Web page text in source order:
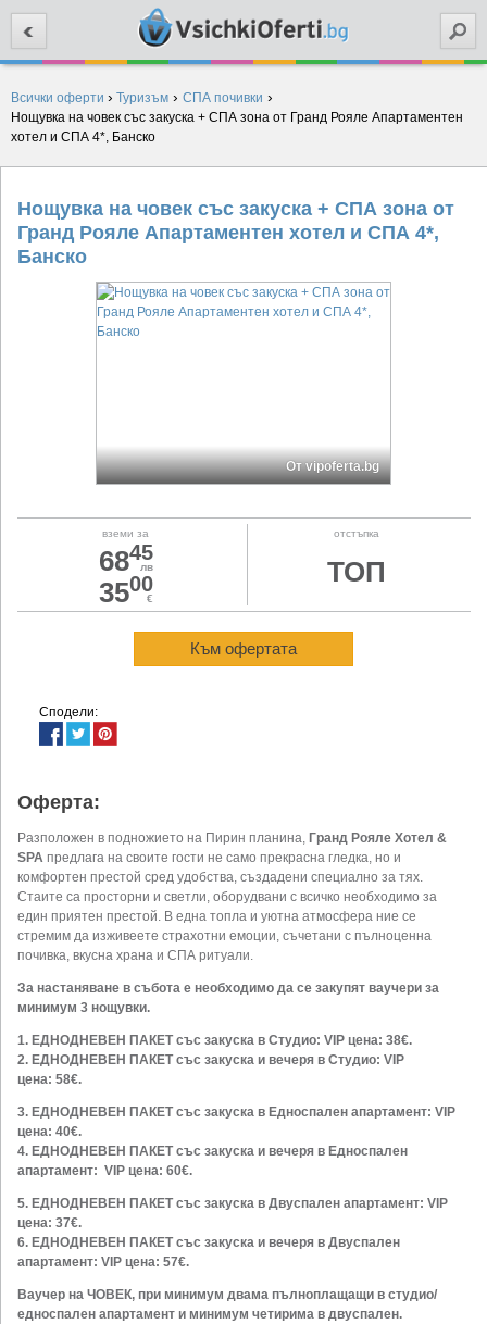
Всички оферти › Туризъм › СПА почивки ›
Нощувка на човек със закуска + СПА зона от Гранд Рояле Апартаментен
хотел и СПА 4*, Банско
Нощувка на човек със закуска + СПА зона от
Гранд Рояле Апартаментен хотел и СПА 4*,
Банско
От vipoferta.bg
вземи за
6845
лв
3500
€
отстъпка
ТОП
Към офертата
Сподели:
Оферта:
Разположен в подножието на Пирин планина, Гранд Рояле Хотел &
SPA предлага на своите гости не само прекрасна гледка, но и
комфортен престой сред удобства, създадени специално за тях.
Стаите са просторни и светли, оборудвани с всичко необходимо за
един приятен престой. В една топла и уютна атмосфера ние се
стремим да изживеете страхотни емоции, съчетани с пълноценна
почивка, вкусна храна и СПА ритуали.
За настаняване в събота e необходимо да се закупят ваучери за
минимум 3 нощувки.
1. ЕДНОДНЕВЕН ПАКЕТ със закуска в Студио: VIP цена: 38€.
2. EДНОДНЕВЕН ПАКЕТ със закуска и вечеря в Студио: VIP
цена: 58€.
3. EДНОДНЕВЕН ПАКЕТсъс закуска в Едноспален апартамент: VIP
цена: 40€.
4. EДНОДНЕВЕН ПАКЕТсъс закуска и вечеря в Едноспален
апартамент: VIP цена: 60€.
5. EДНОДНЕВЕН ПАКЕТ със закуска в Двуспален апартамент: VIP
цена: 37€.
6. EДНОДНЕВЕН ПАКЕТ със закуска и вечеря в Двуспален
апартамент: VIP цена: 57€.
Ваучер на ЧОВЕК, при минимум двама пълноплащащи в студио/
едноспален апартамент и минимум четирима в двуспален.